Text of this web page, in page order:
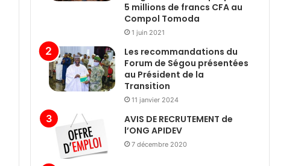
5 millions de francs CFA au
Compol Tomoda
1 juin 2021
Les recommandations du
Forum de Ségou présentées
au Président de la
Transition
11 janvier 2024
AVIS DE RECRUTEMENT de
l’ONG APIDEV
7 décembre 2020